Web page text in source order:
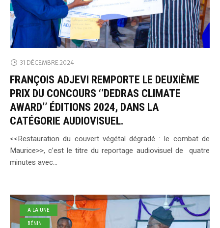
31 DÉCEMBRE 2024
FRANÇOIS ADJEVI REMPORTE LE DEUXIÈME
PRIX DU CONCOURS ‘’DEDRAS CLIMATE
AWARD’’ ÉDITIONS 2024, DANS LA
CATÉGORIE AUDIOVISUEL.
<<Restauration du couvert végétal dégradé : le combat de
Maurice>>, c’est le titre du reportage audiovisuel de quatre
minutes avec...
A LA UNE
BÉNIN